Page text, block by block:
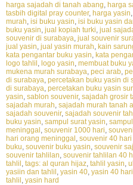
harga sajadah di tanah abang, harga
tasbih digital pray counter, harga yasin,
murah, isi buku yasin, isi buku yasin
buku yasin, jual kopiah turki, jual
souvenir di surabaya, jual souvenir
jual yasin, jual yasin murah, kain
kata pengantar buku yasin, kata
logo tahlil , logo yasin, membuat buku
mukena murah surabaya, peci arab,
di surabaya, percetakan buku yasin di
di surabaya, percetakan buku yasin
yasin, sablon souvenir, sajadah grosir
sajadah murah, sajadah murah tanah
sajadah souvenir, sajadah souvenir
buku yasin, sampul surat yasin,
meninggal , souvenir 1000 hari,
hari orang meninggal , souvenir 40 hari
buku, souvenir buku yasin, souvenir
souvenir tahlilan, souvenir tahlilan 40
tahlil , tags: al quran hijaz, tahlil yasin,
yasiin dan tahlil , yasin 40, yasin 40 hari
tahlil , yasin hard